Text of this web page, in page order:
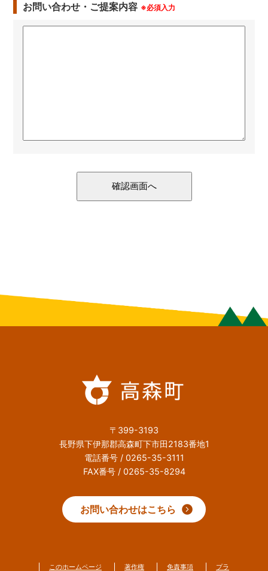
お問い合わせ・ご提案内容 ※必須入力
〒399-3193
長野県下伊那郡高森町下市田2183番地1
電話番号 / 0265-35-3111
FAX番号 / 0265-35-8294
お問い合わせはこちら
このホームページ 著作権 免責事項 プラ